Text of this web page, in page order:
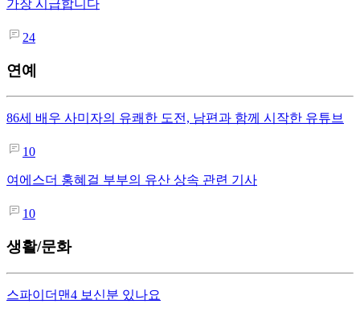
가장 시급합니다
24
연예
86세 배우 사미자의 유쾌한 도전, 남편과 함께 시작한 유튜브
10
여에스더 홍혜걸 부부의 유산 상속 관련 기사
10
생활/문화
스파이더맨4 보신분 있나요